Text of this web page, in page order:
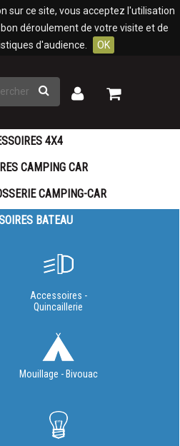
sur ce site, vous acceptez l'utilisation
déroulement de votre visite et de
d'audience.
OK
Rechercher
Mon
Mon
4X4
CAMPING CAR
CAMPING-CAR
BATEAU
Accessoires -
Quincaillerie
Mouillage - Bivouac